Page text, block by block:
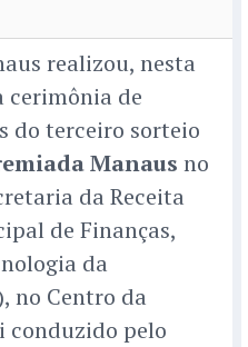
realizou, nesta
cerimônia de
do terceiro sorteio
Manaus no
da Receita
de Finanças,
da
no Centro da
conduzido pelo